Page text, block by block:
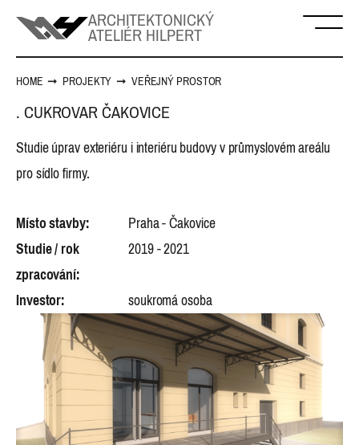
ARCHITEKTONICKÝ
ATELIÉR HILPERT
HOME ➞ PROJEKTY ➞ VEŘEJNÝ PROSTOR
.CUKROVAR ČAKOVICE
Studie úprav exteriéru i interiéru budovy v průmyslovém areálu
pro sídlo firmy.
Místo stavby:
Praha - Čakovice
Studie / rok
zpracování:
2019 - 2021
Investor:
soukromá osoba